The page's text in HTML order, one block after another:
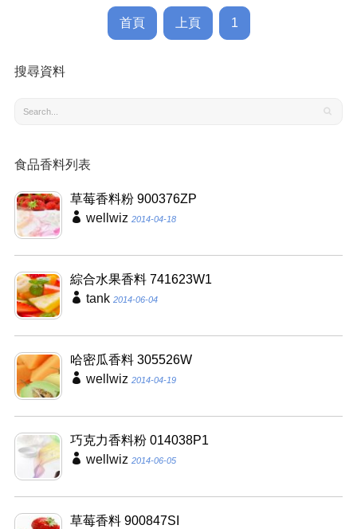
首頁 上頁 1
搜尋資料
食品香料列表
草莓香料粉 900376ZP
wellwiz 2014-04-18
綜合水果香料 741623W1
tank 2014-06-04
哈密瓜香料 305526W
wellwiz 2014-04-19
巧克力香料粉 014038P1
wellwiz 2014-06-05
草莓香料 900847SI